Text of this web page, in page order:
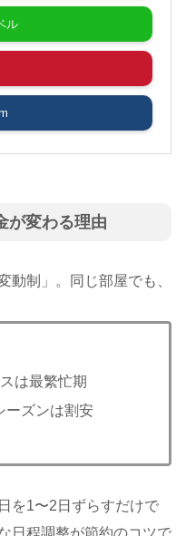
ル
が変わる理由
動制」。同じ部屋でも、
は最繁忙期
ーズンは割安
を1〜2日ずらすだけで